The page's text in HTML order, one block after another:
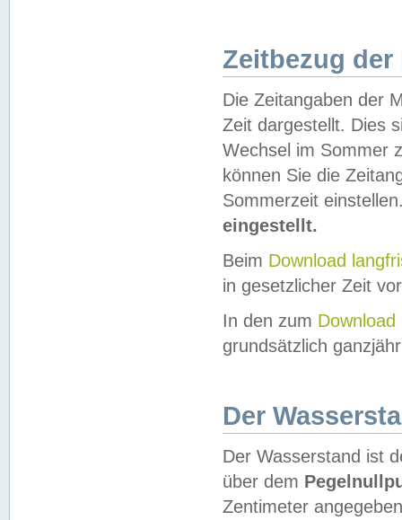
Zeitbezug der
Die Zeitangaben der
Zeit dargestellt. Dies
Wechsel im Sommer
können Sie die
Sommerzeit
eingestellt.
Beim Download
in gesetzlicher Zeit
In den zum Download
grundsätzlich
Der
Der Wasserstand ist
über dem
Zentimeter